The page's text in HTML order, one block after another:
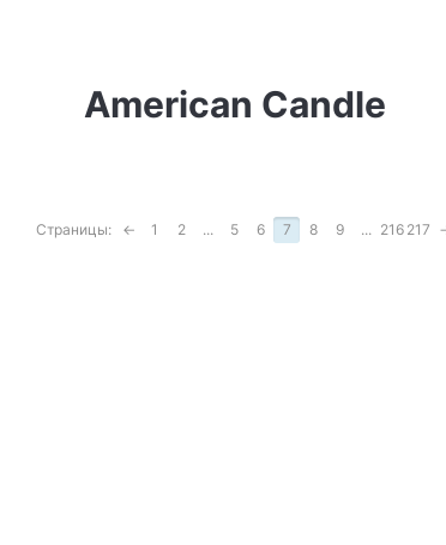
American Candle
Страницы: ← 1 2 ... 5 6 7 8 9 ... 216 217